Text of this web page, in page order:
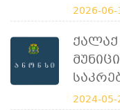
2026-06-
Ქალაქ
2024-05-